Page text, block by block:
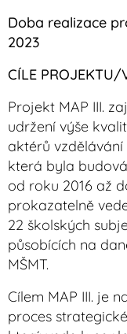
Doba realizace
2023
CÍLE PROJEKTU/
Projekt MAP III.
udržení výše
aktérů vzdělávání
která byla
od roku 2016 až
prokazatelně
22 školských
působících na
MŠMT.
Cílem MAP III. je
proces